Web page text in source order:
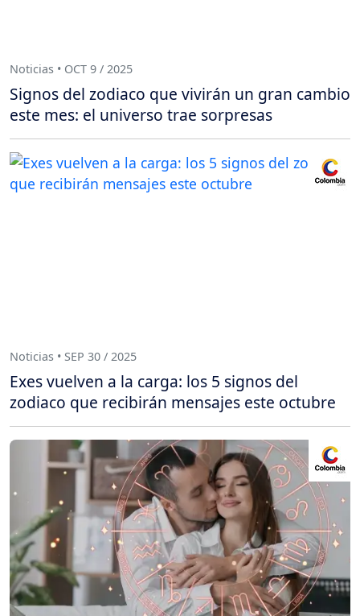
Noticias • OCT 9 / 2025
Signos del zodiaco que vivirán un gran cambio
este mes: el universo trae sorpresas
Noticias • SEP 30 / 2025
Exes vuelven a la carga: los 5 signos del
zodiaco que recibirán mensajes este octubre